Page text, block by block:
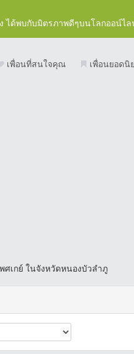
ได้พบกับมิตรภาพดีๆบนโลกออน์ไล
เพื่อนที่สนใจคุณ เพื่อนยอดนิ
ศเกย์ ในจังหวัดหนองบัวลำภู